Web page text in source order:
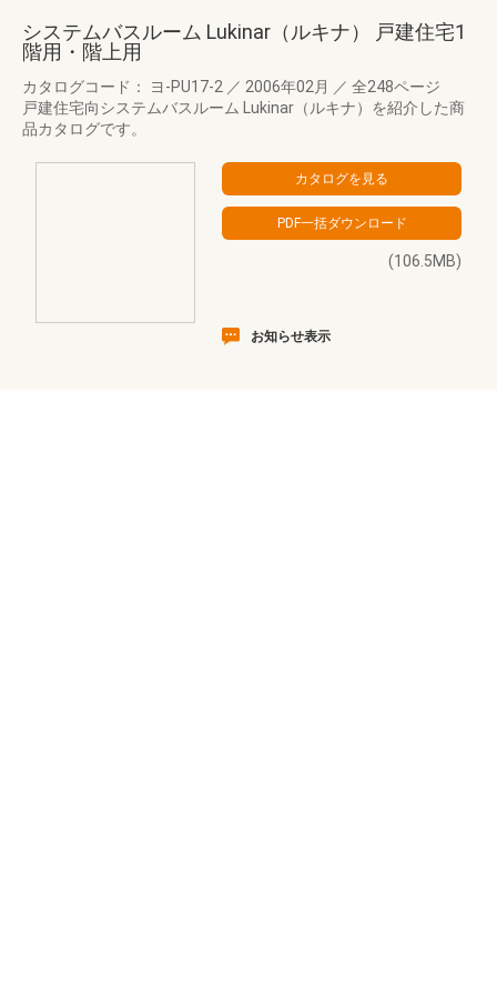
システムバスルーム Lukinar（ルキナ） 戸建住宅1
階用・階上用
カタログコード： ヨ-PU17-2 ／ 2006年02月 ／ 全248ページ
戸建住宅向システムバスルーム Lukinar（ルキナ）を紹介した商
品カタログです。
(106.5MB)
お知らせ表示